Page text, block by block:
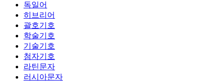
독일어
히브리어
괄호기호
학술기호
기술기호
첨자기호
라틴문자
러시아문자